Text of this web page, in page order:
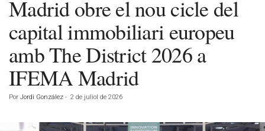
Madrid obre el nou cicle del
capital immobiliari europeu
amb The District 2026 a
IFEMA Madrid
Por Jordi González - 2 de juliol de 2026